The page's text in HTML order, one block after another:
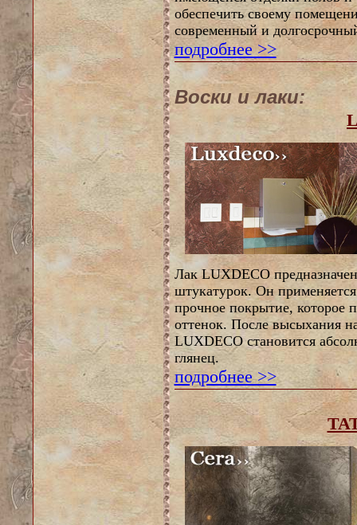
обеспечить своему
современный и
подробнее >>
Воски и лаки:
Лак LUXDECO
штукатурок. Он применяется
прочное покрытие, которое
оттенок. После высыхания
LUXDECO становится
глянец.
подробнее >>